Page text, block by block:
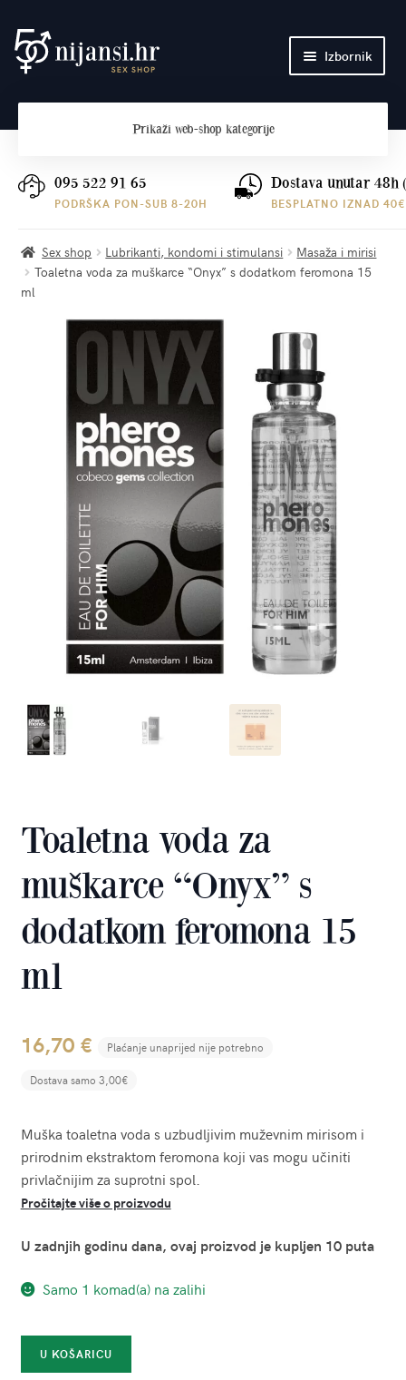
Preskoči
na
Skoči
do
Izbornik
Plaćanje i dostava
Prikaži web-shop kategorije
095 522 91 65
PODRŠKA PON-SUB 8-20H
Dostava unutar 48h
BESPLATNO IZNAD 40€
Sex shop Lubrikanti, kondomi i stimulansi
Masaža i mirisi
Toaletna voda za muškarce “Onyx” s dodatkom feromona 15
ml
Toaletna voda za
muškarce “Onyx” s
dodatkom feromona 15
ml
16,70 € Plaćanje unaprijed nije potrebno
Dostava samo 3,00€
Muška toaletna voda s uzbudljivim muževnim mirisom i
prirodnim ekstraktom feromona koji vas mogu učiniti
privlačnijim za suprotni spol.
Pročitajte više o proizvodu
U zadnjih godinu dana, ovaj proizvod je kupljen 10 puta
Samo 1 komad(a) na zalihi
Toaletna
voda
U KOŠARICU